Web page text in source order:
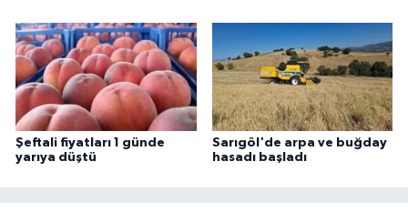
Şeftali fiyatları 1 günde
yarıya düştü
Sarıgöl'de arpa ve buğday
hasadı başladı